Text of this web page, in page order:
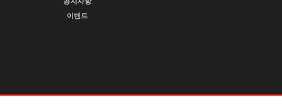
이벤트